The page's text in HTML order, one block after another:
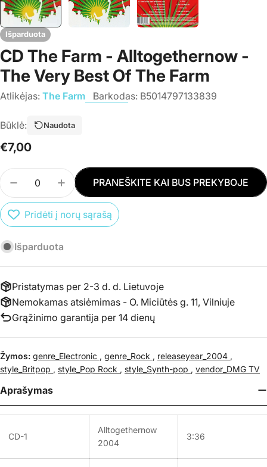
Išparduota
CD The Farm - Alltogethernow -
The Very Best Of The Farm
Atlikėjas: The Farm Barkodas: B5014797133839
Būklė: Naudota
Įprasta
€7,00
Kiekis
SUMAŽINTI PREKĖS CD THE FARM -
PADIDINTI PREKĖS CD THE FARM -
PRANEŠKITE KAI BUS PREKYBOJE
Pridėti į norų sąrašą
Išparduota
Pristatymas per 2-3 d. d. Lietuvoje
Nemokamas atsiėmimas - O. Miciūtės g. 11, Vilniuje
Grąžinimo garantija per 14 dienų
Žymos: genre_Electronic , genre_Rock , releaseyear_2004 ,
style_Britpop , style_Pop Rock , style_Synth-pop , vendor_DMG TV
Aprašymas
CD-1
Alltogethernow
2004
3:36